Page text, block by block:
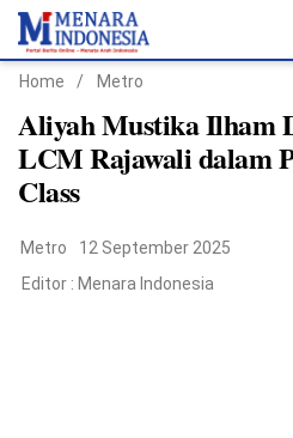
Home
Nasional
Metro
Home / Metro
Aliyah Mustika Ilham
LCM Rajawali dalam
Class
Metro
12 September 2025
Editor : Menara Indonesia